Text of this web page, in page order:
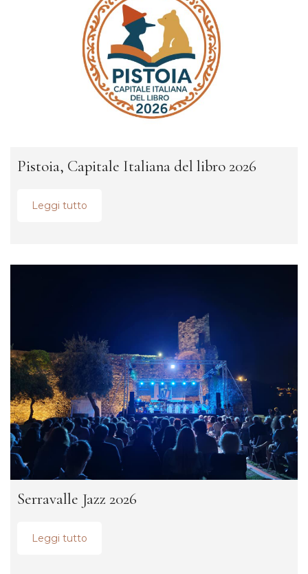
Pistoia, Capitale Italiana del libro 2026
Leggi tutto
Serravalle Jazz 2026
Leggi tutto